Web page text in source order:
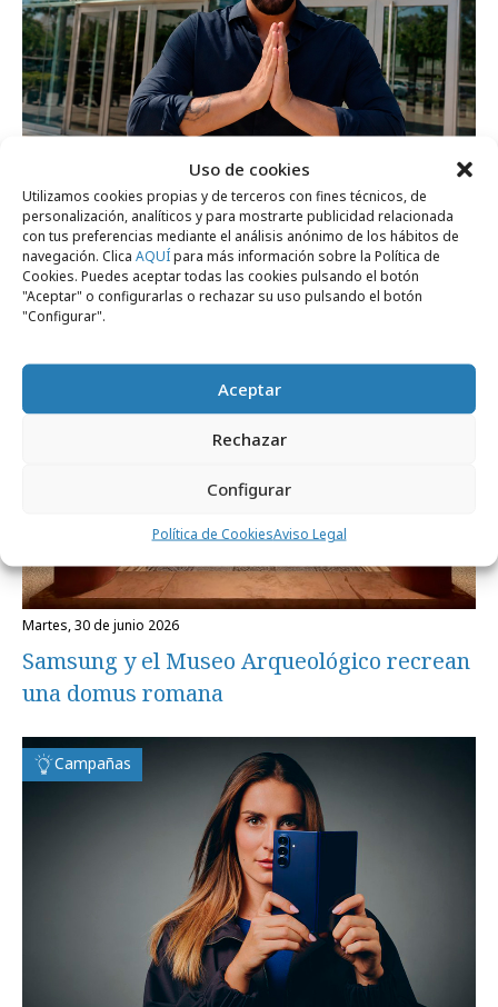
Uso de cookies
Utilizamos cookies propias y de terceros con fines técnicos, de
personalización, analíticos y para mostrarte publicidad relacionada
con tus preferencias mediante el análisis anónimo de los hábitos de
navegación. Clica AQUÍpara más información sobre la Política de
Cookies. Puedes aceptar todas las cookies pulsando el botón
"Aceptar" o configurarlas o rechazar su uso pulsando el botón
"Configurar".
Aceptar
Rechazar
Configurar
Política de CookiesAviso Legal
viernes, 24 de julio 2026
Samsung cuela al tiktoker Javi Hoyos en
LinkedIn
Formación y estudios
martes, 30 de junio 2026
Samsung y el Museo Arqueológico recrean
una domus romana
Campañas